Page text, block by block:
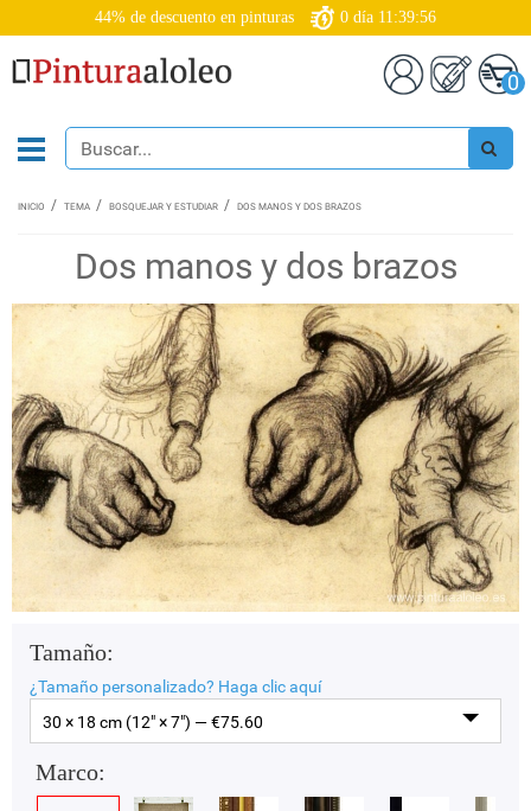
44% de descuento en pinturas 0 día 11:39:56
0
INICIO TEMA BOSQUEJAR Y ESTUDIAR DOS MANOS Y DOS BRAZOS
Dos manos y dos brazos
Tamaño:
¿Tamaño personalizado? Haga clic aquí
30 × 18 cm (12" × 7") — €75.60
Marco: